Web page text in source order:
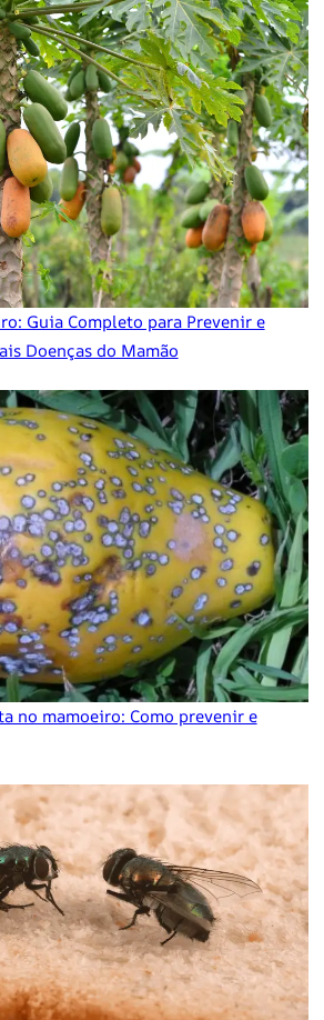
Guia Completo para Prevenir e
Doenças do Mamão
no mamoeiro: Como prevenir e